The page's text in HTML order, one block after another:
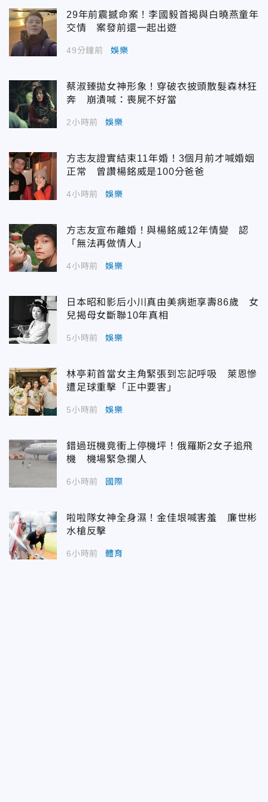
29年前震撼命案！李國毅首揭與白曉燕童年
交情 案發前還一起出遊
49分鐘前 娛樂
蔡淑臻拋女神形象！穿破衣披頭散髮森林狂
奔 崩潰喊：喪屍不好當
2小時前 娛樂
方志友證實結束11年婚！3個月前才喊婚姻
正常 曾讚楊銘威是100分爸爸
4小時前 娛樂
方志友宣布離婚！與楊銘威12年情變 認
「無法再做情人」
4小時前 娛樂
日本昭和影后小川真由美病逝享壽86歲 女
兒揭母女斷聯10年真相
5小時前 娛樂
林亭莉首當女主角緊張到忘記呼吸 萊恩慘
遭足球重擊「正中要害」
5小時前 娛樂
錯過班機竟衝上停機坪！俄羅斯2女子追飛
機 機場緊急攔人
6小時前 國際
啦啦隊女神全身濕！金佳垠喊害羞 廉世彬
水槍反擊
6小時前 體育